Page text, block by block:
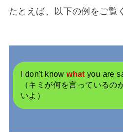
たとえば、以下の例をご覧
I don't knowwhat you are
（キミが何を言っているの
いよ）